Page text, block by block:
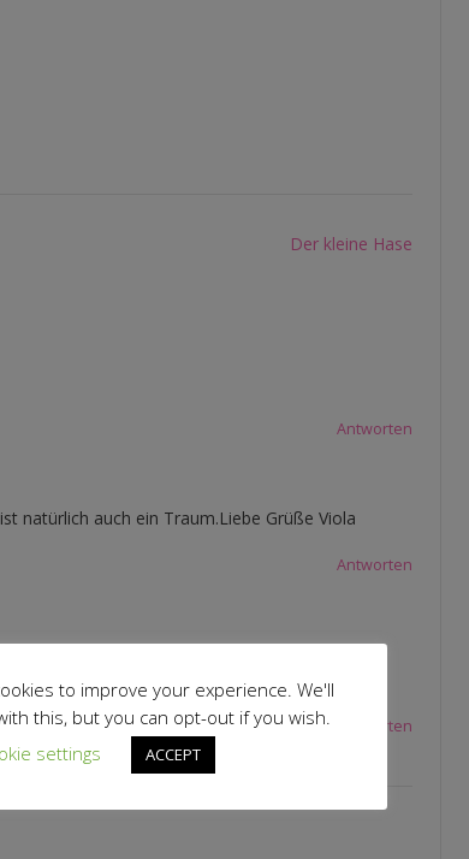
Der kleine Hase
Antworten
natürlich auch ein Traum.Liebe Grüße Viola
Antworten
– kann aber verstehen, dass sie dich
Antworten
to improve your experience. We'll
this, but you can opt-out if you wish.
settings
ACCEPT